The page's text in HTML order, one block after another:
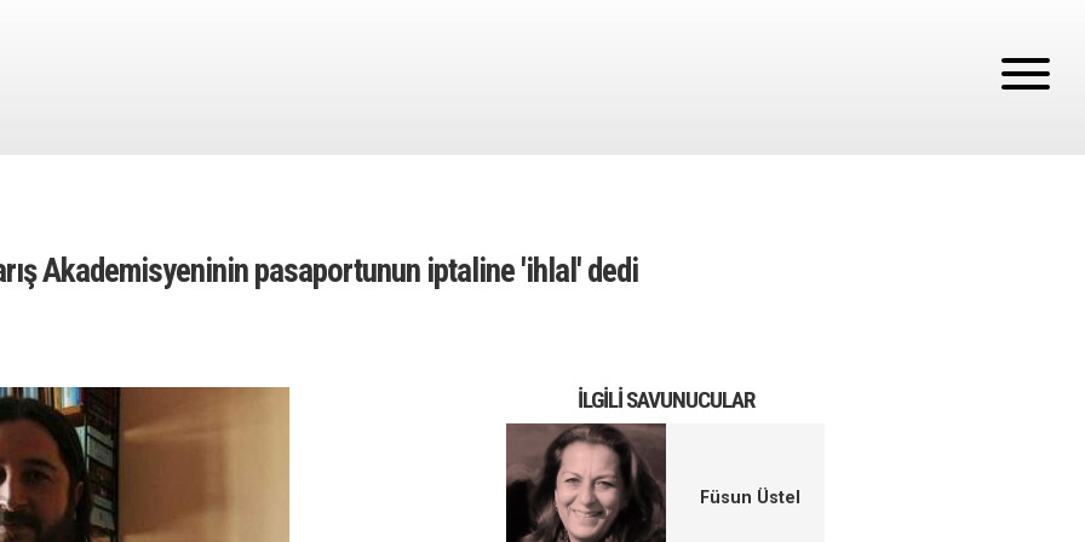
Akademisyeninin pasaportunun iptaline 'ihlal' dedi
İLGILI SAVUNUCULAR
Füsun Üstel